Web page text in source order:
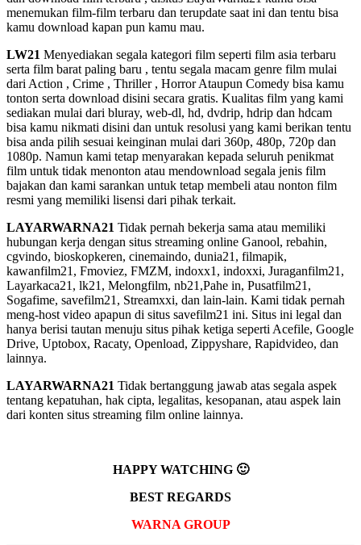
menemukan film-film terbaru dan terupdate saat ini dan tentu bisa
kamu download kapan pun kamu mau.
LW21 Menyediakan segala kategori film seperti film asia terbaru
serta film barat paling baru , tentu segala macam genre film mulai
dari Action , Crime , Thriller , Horror Ataupun Comedy bisa kamu
tonton serta download disini secara gratis. Kualitas film yang kami
sediakan mulai dari bluray, web-dl, hd, dvdrip, hdrip dan hdcam
bisa kamu nikmati disini dan untuk resolusi yang kami berikan tentu
bisa anda pilih sesuai keinginan mulai dari 360p, 480p, 720p dan
1080p. Namun kami tetap menyarakan kepada seluruh penikmat
film untuk tidak menonton atau mendownload segala jenis film
bajakan dan kami sarankan untuk tetap membeli atau nonton film
resmi yang memiliki lisensi dari pihak terkait.
LAYARWARNA21 Tidak pernah bekerja sama atau memiliki
hubungan kerja dengan situs streaming online Ganool, rebahin,
cgvindo, bioskopkeren, cinemaindo, dunia21, filmapik,
kawanfilm21, Fmoviez, FMZM, indoxx1, indoxxi, Juraganfilm21,
Layarkaca21, lk21, Melongfilm, nb21,Pahe in, Pusatfilm21,
Sogafime, savefilm21, Streamxxi, dan lain-lain. Kami tidak pernah
meng-host video apapun di situs savefilm21 ini. Situs ini legal dan
hanya berisi tautan menuju situs pihak ketiga seperti Acefile, Google
Drive, Uptobox, Racaty, Openload, Zippyshare, Rapidvideo, dan
lainnya.
LAYARWARNA21 Tidak bertanggung jawab atas segala aspek
tentang kepatuhan, hak cipta, legalitas, kesopanan, atau aspek lain
dari konten situs streaming film online lainnya.
HAPPY WATCHING 🙂
BEST REGARDS
WARNA GROUP